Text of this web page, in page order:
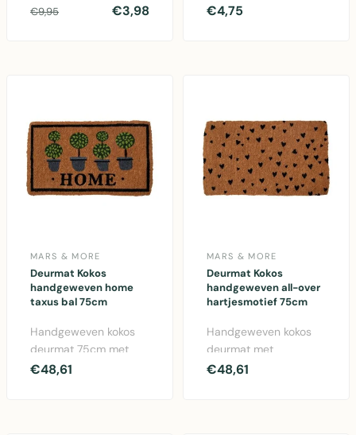
45x45 cm in
€9,95 €3,98
20x20cm van Linen &
€4,75
MARS & MORE
Deurmat Kokos
handgeweven home
taxus bal 75cm
Handgeweven kokos
deurmat 75cm met
decoratief taxus bal
€48,61
MARS & MORE
Deurmat Kokos
handgeweven all-over
hartjesmotief 75cm
Handgeweven kokos
deurmat met
hartjesmotief.
€48,61